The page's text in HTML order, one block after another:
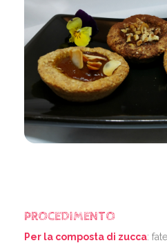
PROCEDIMENTO
Per la composta di zucca: